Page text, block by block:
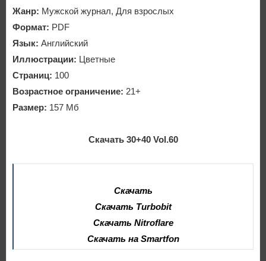
Жанр: Мужской журнал, Для взрослых
Формат: PDF
Язык: Английский
Иллюстрации: Цветные
Страниц: 100
Возрастное ограничение: 21+
Размер: 157 Мб
Скачать 30+40 Vol.60
Скачать
Скачать Turbobit
Скачать Nitroflare
Скачать на Smartfon